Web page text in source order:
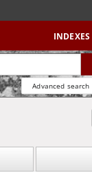
INDEXES
Advanced search